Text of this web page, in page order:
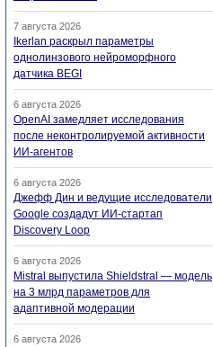
7 августа 2026
Ikerlan раскрыл параметры
однолинзового нейроморфного
датчика BEGI
6 августа 2026
OpenAI замедляет исследования
после неконтролируемой активности
ИИ-агентов
6 августа 2026
Джефф Дин и ведущие исследователи
Google создадут ИИ-стартап
Discovery Loop
6 августа 2026
Mistral выпустила Shieldstral — модель
на 3 млрд параметров для
адаптивной модерации
6 августа 2026